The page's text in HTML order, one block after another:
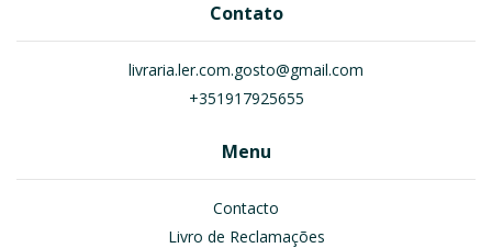
Contato
livraria.ler.com.gosto@gmail.com
+351917925655
Menu
Contacto
Livro de Reclamações